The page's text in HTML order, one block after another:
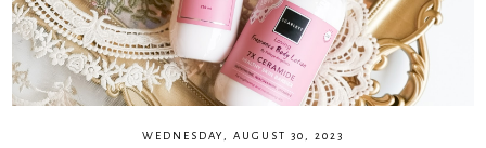
WEDNESDAY, AUGUST 30, 2023